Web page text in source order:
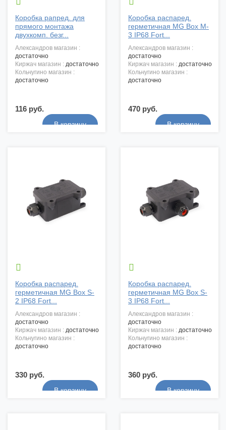
Коробка рапред. для
прямого монтажа
двухкомп. безг...
александров магазин :
достаточно
киржач магазин : достаточно
кольчугино магазин :
достаточно
116 руб.
Коробка распаред.
герметичная MG Box M-
3 IP68 Fort...
александров магазин :
достаточно
киржач магазин : достаточно
кольчугино магазин :
достаточно
470 руб.

Коробка распаред.
герметичная MG Box S-
2 IP68 Fort...
александров магазин :
достаточно
киржач магазин : достаточно
кольчугино магазин :
достаточно
330 руб.

Коробка распаред.
герметичная MG Box S-
3 IP68 Fort...
александров магазин :
достаточно
киржач магазин : достаточно
кольчугино магазин :
достаточно
360 руб.